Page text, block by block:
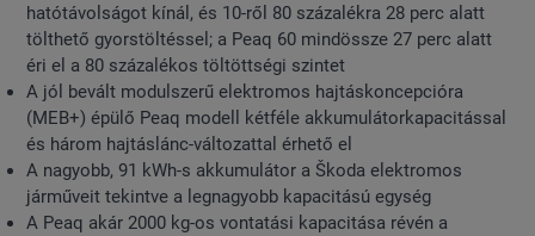
hatótávolságot kínál, és 10-ről 80 százalékra 28 perc alatt
tölthető gyorstöltéssel; a Peaq 60 mindössze 27 perc alatt
éri el a 80 százalékos töltöttségi szintet
A jól bevált modulszerű elektromos hajtáskoncepcióra
(MEB+) épülő Peaq modell kétféle akkumulátorkapacitással
és három hajtáslánc-változattal érhető el
A nagyobb, 91 kWh-s akkumulátor a Škoda elektromos
járműveit tekintve a legnagyobb kapacitású egység
A Peaq akár 2000 kg-os vontatási kapacitása révén a